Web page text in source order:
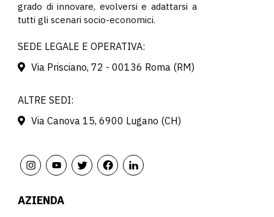
grado di innovare, evolversi e adattarsi a
tutti gli scenari socio-economici.
SEDE LEGALE E OPERATIVA:
Via Prisciano, 72 - 00136 Roma (RM)
ALTRE SEDI:
Via Canova 15, 6900 Lugano (CH)
AZIENDA